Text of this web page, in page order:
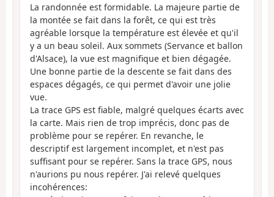
La randonnée est formidable. La majeure partie de
la montée se fait dans la forêt, ce qui est très
agréable lorsque la température est élevée et qu'il
y a un beau soleil. Aux sommets (Servance et ballon
d'Alsace), la vue est magnifique et bien dégagée.
Une bonne partie de la descente se fait dans des
espaces dégagés, ce qui permet d'avoir une jolie
vue.
La trace GPS est fiable, malgré quelques écarts avec
la carte. Mais rien de trop imprécis, donc pas de
problème pour se repérer. En revanche, le
descriptif est largement incomplet, et n'est pas
suffisant pour se repérer. Sans la trace GPS, nous
n'aurions pu nous repérer. J'ai relevé quelques
incohérences: